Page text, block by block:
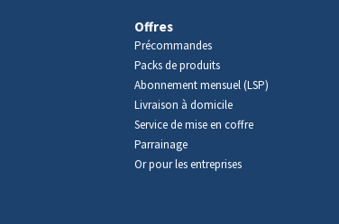
Offres
Précommandes
Packs de produits
Abonnement mensuel (LSP)
Livraison à domicile
Service de mise en coffre
Parrainage
Or pour les entreprises